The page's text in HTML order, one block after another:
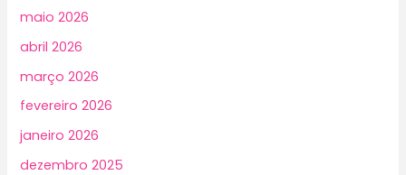
maio 2026
abril 2026
março 2026
fevereiro 2026
janeiro 2026
dezembro 2025